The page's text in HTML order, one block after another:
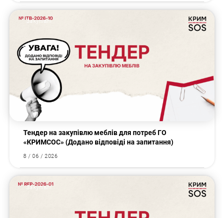
Закупівлі
Тендер на закупівлю меблів для потреб ГО
«КРИМСОС» (Додано відповіді на запитання)
8 / 06 / 2026
Закупівлі